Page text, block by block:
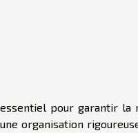
pour garantir la
organisation